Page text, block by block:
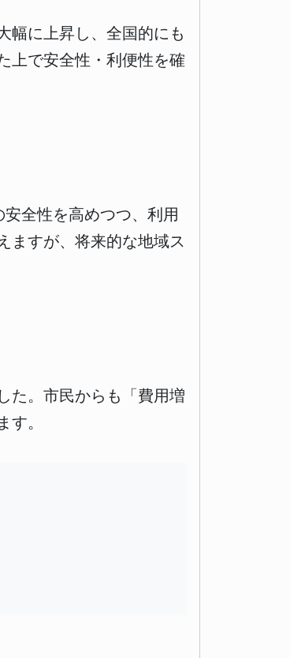
幅に上昇し、全国的にも
上で安全性・利便性を確
全性を高めつつ、利用
ますが、将来的な地域ス
た。市民からも「費用増
。